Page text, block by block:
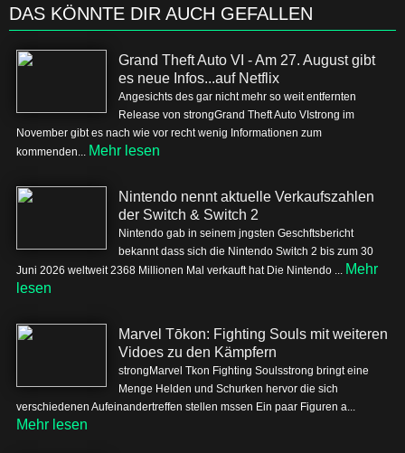
DAS KÖNNTE DIR AUCH GEFALLEN
Grand Theft Auto VI - Am 27. August gibt
es neue Infos...auf Netflix
Angesichts des gar nicht mehr so weit entfernten
Release von strongGrand Theft Auto VIstrong im
November gibt es nach wie vor recht wenig Informationen zum
kommenden... Mehr lesen
Nintendo nennt aktuelle Verkaufszahlen
der Switch & Switch 2
Nintendo gab in seinem jngsten Geschftsbericht
bekannt dass sich die Nintendo Switch 2 bis zum 30
Juni 2026 weltweit 2368 Millionen Mal verkauft hat Die Nintendo ... Mehr
lesen
Marvel Tōkon: Fighting Souls mit weiteren
Vidoes zu den Kämpfern
strongMarvel Tkon Fighting Soulsstrong bringt eine
Menge Helden und Schurken hervor die sich
verschiedenen Aufeinandertreffen stellen mssen Ein paar Figuren a...
Mehr lesen